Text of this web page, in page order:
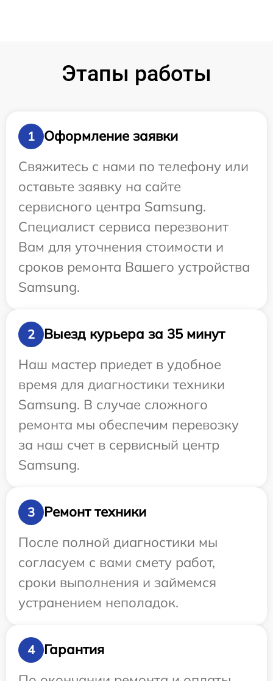
Этапы работы
1
Оформление заявки
Свяжитесь с нами по телефону или
оставьте заявку на сайте
сервисного центра Samsung.
Специалист сервиса перезвонит
Вам для уточнения стоимости и
сроков ремонта Вашего устройства
Samsung.
2
Выезд курьера за 35 минут
Наш мастер приедет в удобное
время для диагностики техники
Samsung. В случае сложного
ремонта мы обеспечим перевозку
за наш счет в сервисный центр
Samsung.
3
Ремонт техники
После полной диагностики мы
согласуем с вами смету работ,
сроки выполнения и займемся
устранением неполадок.
4
Гарантия